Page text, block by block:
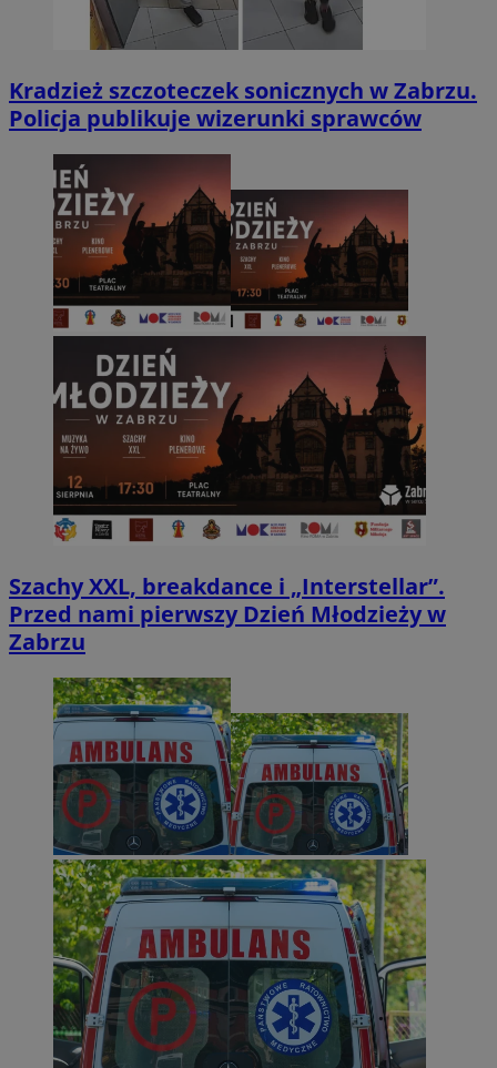
Kradzież szczoteczek sonicznych w Zabrzu.
Policja publikuje wizerunki sprawców
Szachy XXL, breakdance i „Interstellar”.
Przed nami pierwszy Dzień Młodzieży w
Zabrzu